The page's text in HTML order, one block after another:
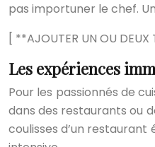
pas importuner le chef.
[ **AJOUTER UN OU DEUX
Les expériences
Pour les passionnés de
dans des restaurants ou
coulisses d’un